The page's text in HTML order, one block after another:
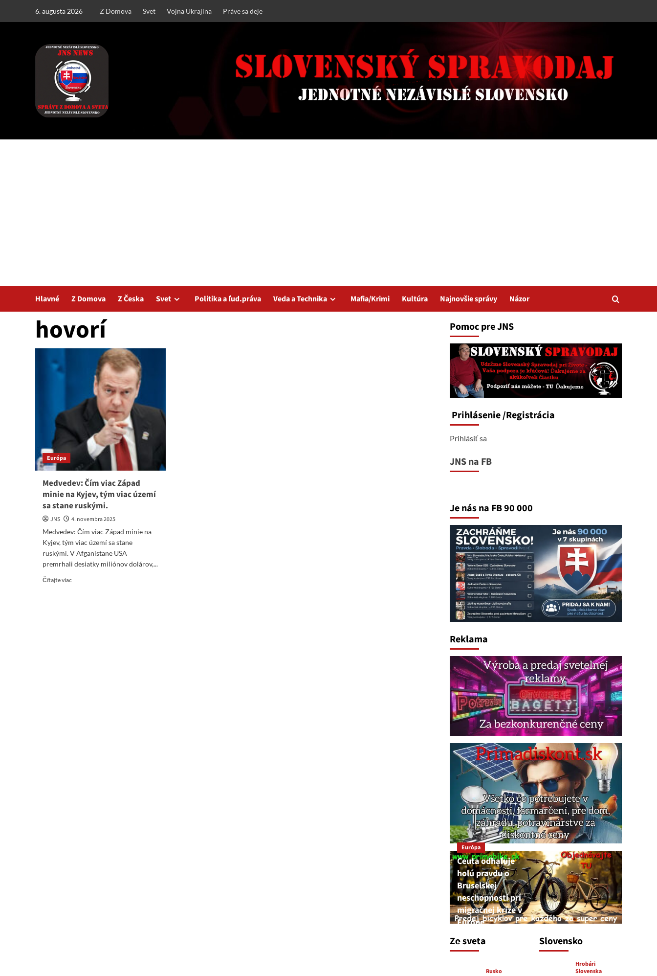
6. augusta 2026 Z Domova Svet Vojna Ukrajina Práve sa deje
Hlavné Z Domova Z Česka Svet Politika a ľud.práva Veda a Technika Mafia/Krimi Kultúra Najnovšie správy Názor
hovorí
Európa
Medvedev: Čím viac Západ
minie na Kyjev, tým viac území
sa stane ruskými.
JNS
4. novembra 2025
Medvedev: Čím viac Západ minie na
Kyjev, tým viac území sa stane
ruskými. V Afganistane USA
premrhali desiatky miliónov dolárov,...
Čítajte viac
Pomoc pre JNS
Prihlásenie/Registrácia
Prihlásiť sa
JNS na FB
Je nás na FB 90 000
Reklama
Zo sveta
Európa
Ceuta odhaľuje
holú pravdu o
Bruselskej
neschopnosti pri
migračnej kríze v
Európe
5. augusta 2026
Rusko
Slovensko
Hrobári
Slovenska